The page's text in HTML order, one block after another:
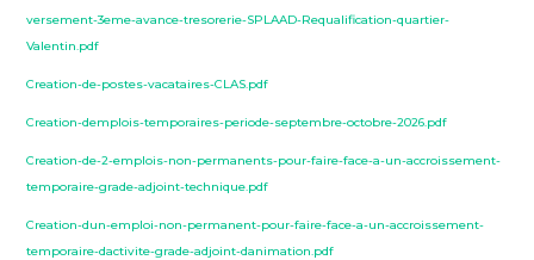
versement-3eme-avance-tresorerie-SPLAAD-Requalification-quartier-
Valentin.pdf
Creation-de-postes-vacataires-CLAS.pdf
Creation-demplois-temporaires-periode-septembre-octobre-2026.pdf
Creation-de-2-emplois-non-permanents-pour-faire-face-a-un-accroissement-
temporaire-grade-adjoint-technique.pdf
Creation-dun-emploi-non-permanent-pour-faire-face-a-un-accroissement-
temporaire-dactivite-grade-adjoint-danimation.pdf